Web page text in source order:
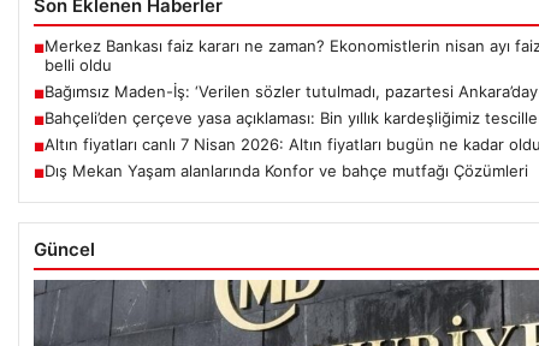
Son Eklenen Haberler
■Merkez Bankası faiz kararı ne zaman? Ekonomistlerin nisan ayı
belli oldu
■Bağımsız Maden-İş: ‘Verilen sözler tutulmadı, pazartesi
■Bahçeli’den çerçeve yasa açıklaması: Bin yıllık kardeşliğimiz
■Altın fiyatları canlı 7 Nisan 2026: Altın fiyatları bugün ne kadar
■Dış Mekan Yaşam alanlarında Konfor ve bahçe mutfağı Çözümleri
Güncel